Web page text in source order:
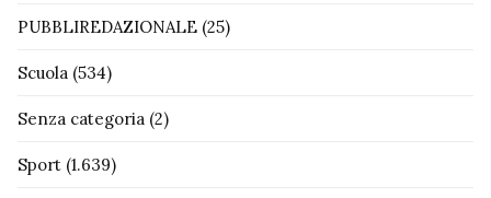
PUBBLIREDAZIONALE (25)
Scuola (534)
Senza categoria (2)
Sport (1.639)